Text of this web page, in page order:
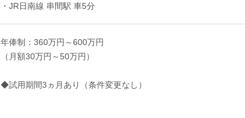
・JR日南線 串間駅 車5分
年俸制：360万円～600万円
（月額30万円～50万円）
◆試用期間3ヵ月あり（条件変更なし）